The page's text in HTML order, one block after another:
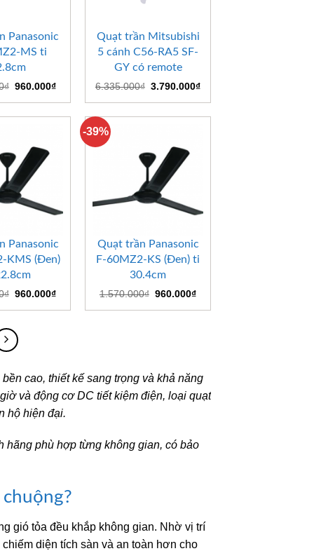
Panasonic
MS ti
₫ Giá
là:
1.570.000₫.
960.000₫Giá
tại
là:
960.000₫.
Quạt trần Mitsubishi
5 cánh C56-RA5 SF-
GY có remote
6.335.000₫ Giá
là:
6.335.000₫.
3.790.000₫Giá
tại
là:
Panasonic
KMS (Đen)
₫ Giá
là:
960.000₫Giá
tại
-39%
Quạt trần Panasonic
F-60MZ2-KS (Đen) ti
30.4cm
1.570.000₫ Giá
là:
960.000₫Giá
tại
cao, thiết kế sang trọng và khả năng
và động cơ DC tiết kiệm điện, loại quạt
hộ hiện đại.
hãng phù hợp từng không gian, có bảo
gió tỏa đều khắp không gian. Nhờ vị trí
diện tích sàn và an toàn hơn cho